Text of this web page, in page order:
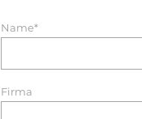
Name*
Firma